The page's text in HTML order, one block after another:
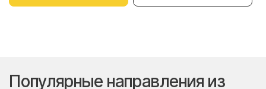
Популярные направления из